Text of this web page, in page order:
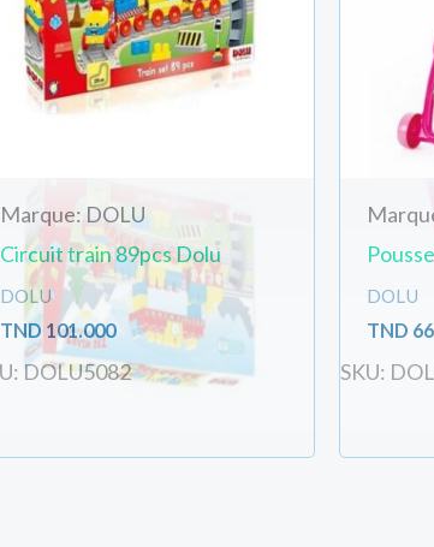
Marque: DOLU
Circuit train 89pcs Dolu
DOLU
TND 101.000
DOLU5082
DOLU
TND
SKU: